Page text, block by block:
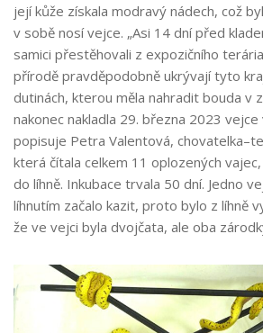
její kůže získala modravý nádech, což
v sobě nosí vejce. „Asi 14 dní před
samici přestěhovali z expozičního
přírodě pravděpodobně ukrývají tyto
dutinách, kterou měla nahradit bouda v
nakonec nakladla 29. března 2023
popisuje Petra Valentová,
která čítala celkem 11 oplozených
do líhně. Inkubace trvala 50 dní. Jedno
líhnutím začalo kazit, proto bylo z líhně
že ve vejci byla dvojčata, ale oba